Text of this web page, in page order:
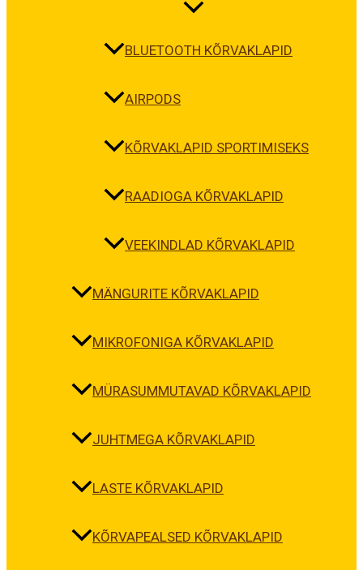
BLUETOOTH KÕRVAKLAPID
AIRPODS
KÕRVAKLAPID SPORTIMISEKS
RAADIOGA KÕRVAKLAPID
VEEKINDLAD KÕRVAKLAPID
MÄNGURITE KÕRVAKLAPID
MIKROFONIGA KÕRVAKLAPID
MÜRASUMMUTAVAD KÕRVAKLAPID
JUHTMEGA KÕRVAKLAPID
LASTE KÕRVAKLAPID
KÕRVAPEALSED KÕRVAKLAPID